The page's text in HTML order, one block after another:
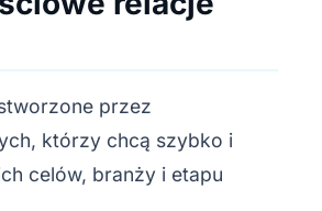
przez
którzy chcą szybko i
celów, branży i etapu